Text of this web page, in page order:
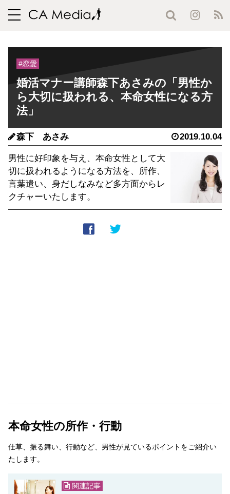
toggle
#恋愛
婚活マナー講師森下あさみの「男性か
ら大切に扱われる、本命女性になる方
法」
森下 あさみ 2019.10.04
男性に好印象を与え、本命女性として大
切に扱われるようになる方法を、所作、
言葉遣い、身だしなみなど多方面からレ
クチャーいたします。
本命女性の所作・行動
仕草、振る舞い、行動など、男性が見ているポイントをご紹介い
たします。
関連記事